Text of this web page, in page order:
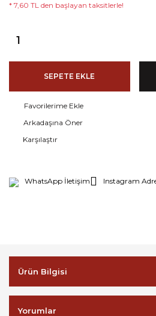
* 7,60 TL den başlayan taksitlerle!
SEPETE EKLE
Arkadaşına Öner
Karşılaştır
WhatsApp İletişim Instagram
Ürün Bilgisi
Yorumlar